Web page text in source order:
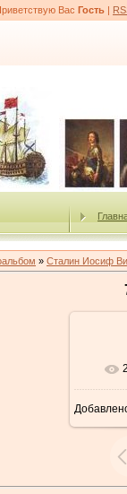
Вас Гость |
» Сталин Иосиф